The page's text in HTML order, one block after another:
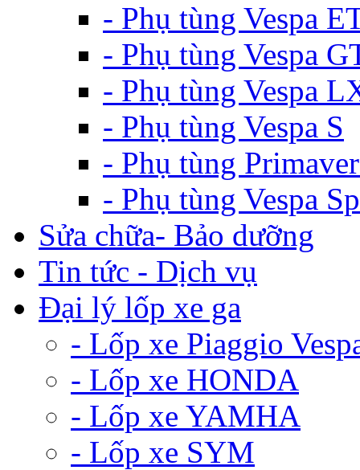
- Phụ tùng Vespa
- Phụ tùng Vespa
- Phụ tùng Vespa
- Phụ tùng Vespa S
- Phụ tùng
- Phụ tùng Vespa
Sửa chữa- Bảo dưỡng
Tin tức - Dịch vụ
Đại lý lốp xe ga
- Lốp xe Piaggio
- Lốp xe HONDA
- Lốp xe YAMHA
- Lốp xe SYM